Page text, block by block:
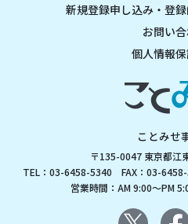
新規登録申し込み・登
お問い
個人情報
ことみせ
〒135-0047 東京都江
TEL：03-6458-5340 FAX：03-
営業時間：AM 9:00～PM